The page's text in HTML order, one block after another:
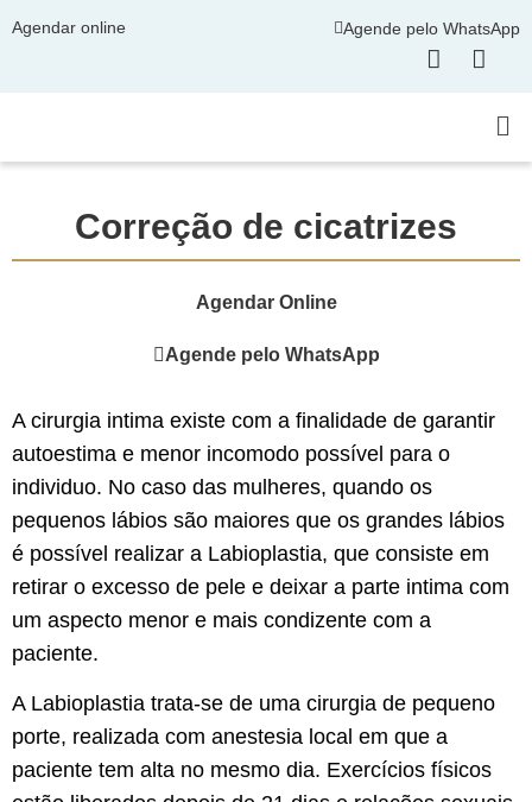
Agendar online Agende pelo WhatsApp
Correção de cicatrizes
Agendar Online
Agende pelo WhatsApp
A cirurgia intima existe com a finalidade de garantir
autoestima e menor incomodo possível para o
individuo. No caso das mulheres, quando os
pequenos lábios são maiores que os grandes lábios
é possível realizar a Labioplastia, que consiste em
retirar o excesso de pele e deixar a parte intima com
um aspecto menor e mais condizente com a
paciente.
A Labioplastia trata-se de uma cirurgia de pequeno
porte, realizada com anestesia local em que a
paciente tem alta no mesmo dia. Exercícios físicos